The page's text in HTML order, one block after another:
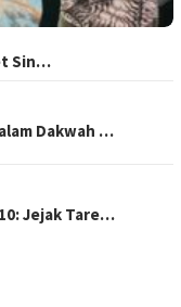
Sin…
Dakwah …
Jejak Tare…